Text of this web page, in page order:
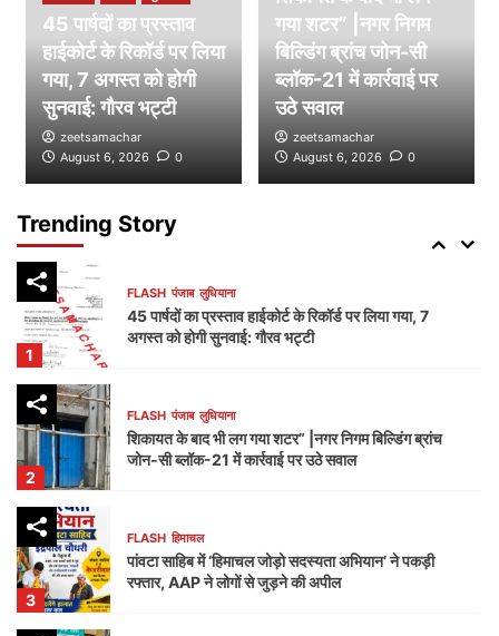
45 पार्षदों का प्रस्ताव
हाईकोर्ट के रिकॉर्ड पर लिया
गया, 7 अगस्त को होगी
सुनवाई: गौरव भट्टी
zeetsamachar
August 6, 2026
0
गया शटर” |नगर निगम
बिल्डिंग ब्रांच जोन-सी
ब्लॉक-21 में कार्रवाई पर
उठे सवाल
zeetsamachar
August 6, 2026
0
Trending Story
FLASH पंजाब लुधियाना
डम्मी निगम सदन लगाकर भाजपा का निगम प्रशासन पर हमला,
भेदभाव और भ्रष्टाचार के लगाए आरोप
5
प्लॉटिंग पर गहराए सवाल
1
FLASH पंजाब लुधियाना
45 पार्षदों का प्रस्ताव हाईकोर्ट के रिकॉर्ड पर लिया गया, 7
अगस्त को होगी सुनवाई: गौरव भट्टी
2
FLASH पंजाब लुधियाना
शिकायत के बाद भी लग गया शटर” |नगर निगम बिल्डिंग ब्रांच
जोन-सी ब्लॉक-21 में कार्रवाई पर उठे सवाल
3
FLASH हिमाचल
पांवटा साहिब में ‘हिमाचल जोड़ो सदस्यता अभियान’ ने पकड़ी
रफ्तार, AAP ने लोगों से जुड़ने की अपील